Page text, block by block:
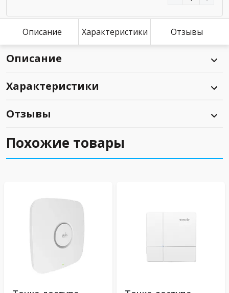
Описание Характеристики Отзывы
Описание
Характеристики
Отзывы
Похожие товары